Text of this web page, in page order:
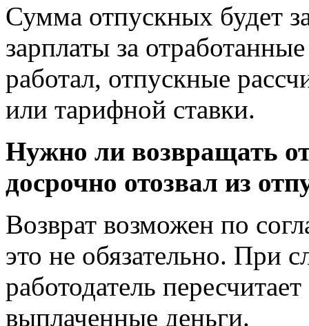
Сумма отпускных будет
зарплаты за
работал, отпускные
или тарифной ставки.
Нужно ли возвращать
досрочно отозвал из
Возврат возможен по
это не обязательно. При
работодатель
выплаченные деньги.